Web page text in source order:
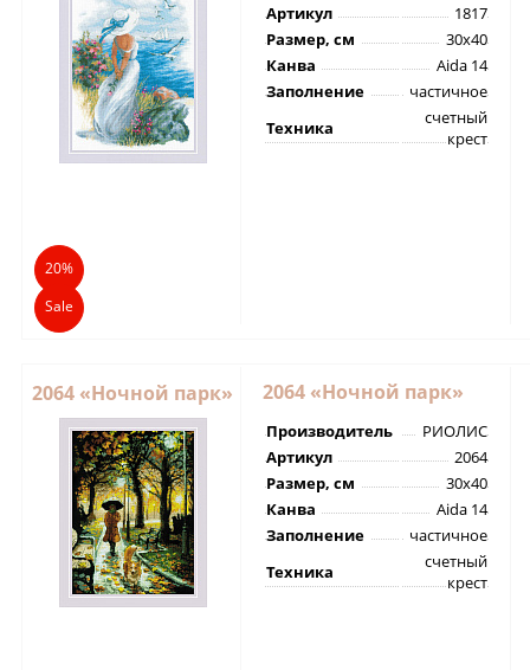
20%
Sale
Артикул
1817
Размер, см
30х40
Канва
Aida 14
Заполнение
частичное
Техника
счетный
крест
2064 «Ночной парк» 2064 «Ночной парк»
Производитель
РИОЛИС
Артикул
2064
Размер, см
30х40
Канва
Aida 14
Заполнение
частичное
Техника
счетный
крест